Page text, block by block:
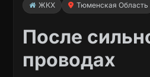
ЖКХ Тюменская Область
После
проводах